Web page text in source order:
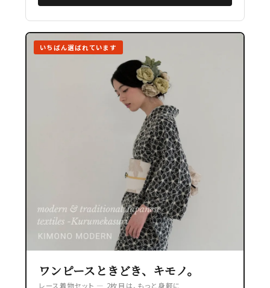
いちばん選ばれています
ワンピースときどき、キモノ。
レース着物セット — 2枚目は、もっと身軽に